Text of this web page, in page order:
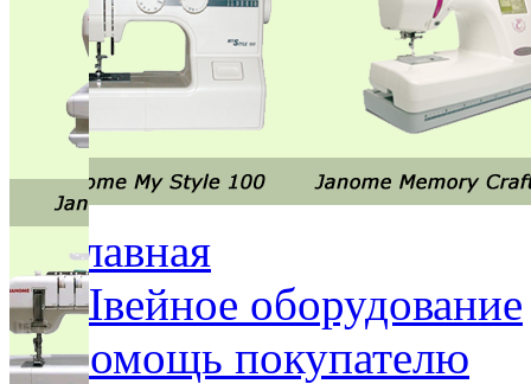
Главная
Швейное оборудование
Помощь покупателю